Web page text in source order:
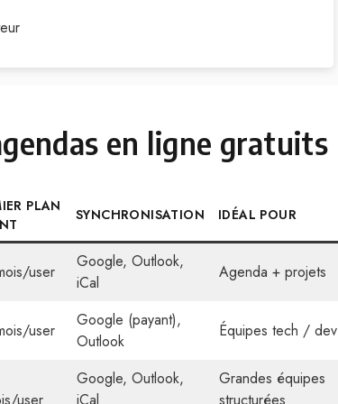
en ligne gratuits
PLAN
SYNCHRONISATION IDÉAL POUR
user
Google, Outlook,
iCal
Agenda + projets
user
Google (payant),
Outlook
Équipes tech / dev
Google, Outlook,
Grandes équipes